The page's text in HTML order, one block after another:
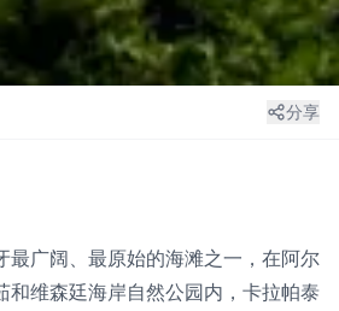
分享
最广阔、最原始的海滩之一，在阿尔
和维森廷海岸自然公园内，卡拉帕泰